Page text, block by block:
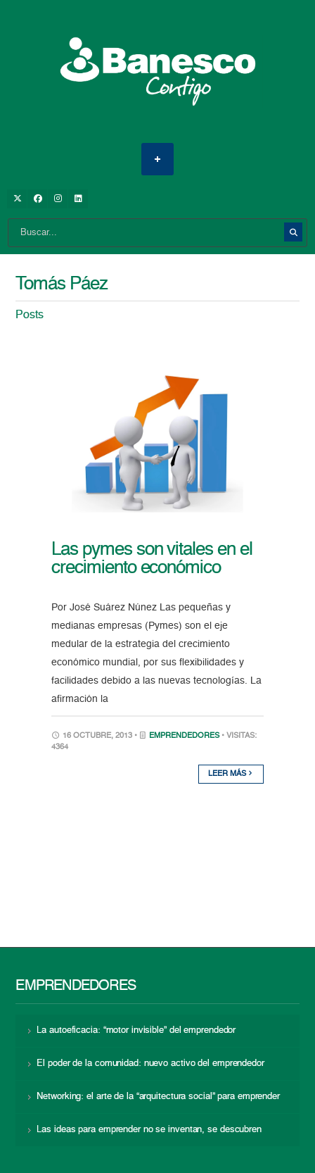
Tomás Páez
Posts
Las pymes son vitales en el
crecimiento económico
Por José Suárez Núnez Las pequeñas y
medianas empresas (Pymes) son el eje
medular de la estrategia del crecimiento
económico mundial, por sus flexibilidades y
facilidades debido a las nuevas tecnologías. La
afirmación la
16 OCTUBRE, 2013 • EMPRENDEDORES • VISITAS:
4364
LEER MÁS
EMPRENDEDORES
La autoeficacia: “motor invisible” del emprendedor
El poder de la comunidad: nuevo activo del emprendedor
Networking: el arte de la “arquitectura social” para emprender
Las ideas para emprender no se inventan, se descubren